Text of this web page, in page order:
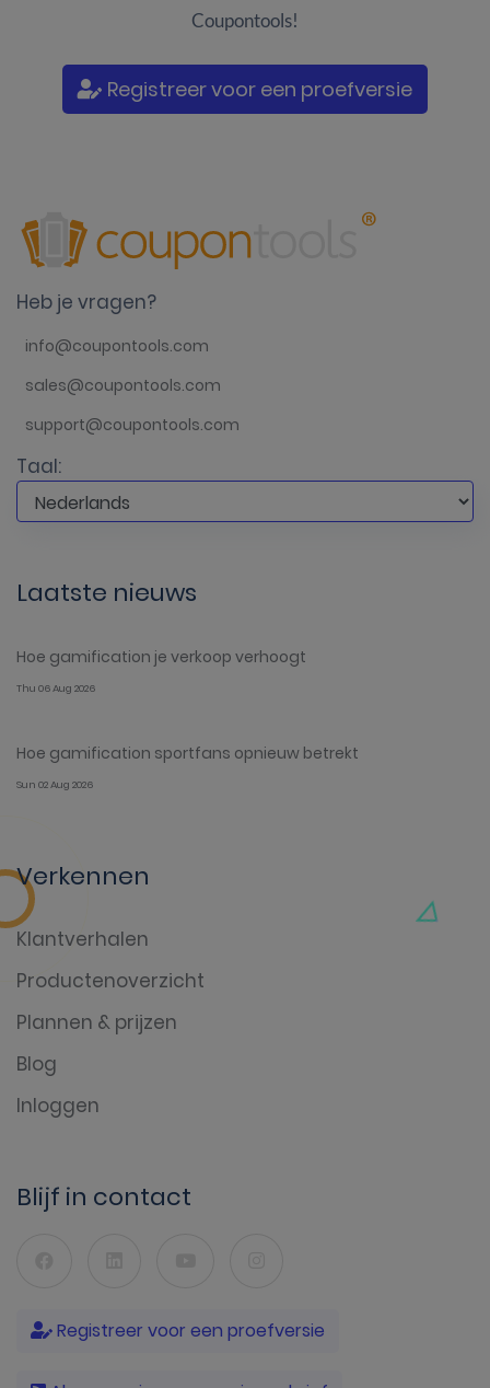
Coupontools!
Registreer voor een proefversie
Heb je vragen?
info@coupontools.com
sales@coupontools.com
support@coupontools.com
Taal:
Laatste nieuws
Hoe gamification je verkoop verhoogt
Thu 06 Aug 2026
Hoe gamification sportfans opnieuw betrekt
Sun 02 Aug 2026
Verkennen
Klantverhalen
Productenoverzicht
Plannen & prijzen
Blog
Inloggen
Blijf in contact
Registreer voor een proefversie